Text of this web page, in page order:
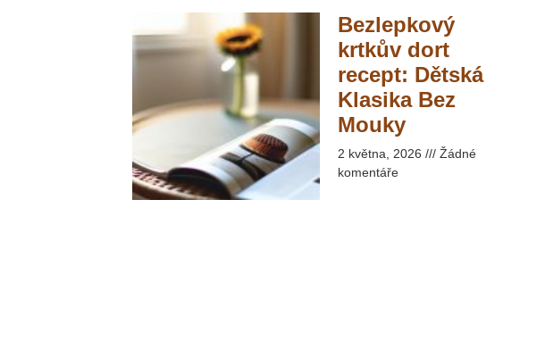
Bezlepkový
krtkův dort
recept: Dětská
Klasika Bez
Mouky​
2 května, 2026
Žádné
komentáře